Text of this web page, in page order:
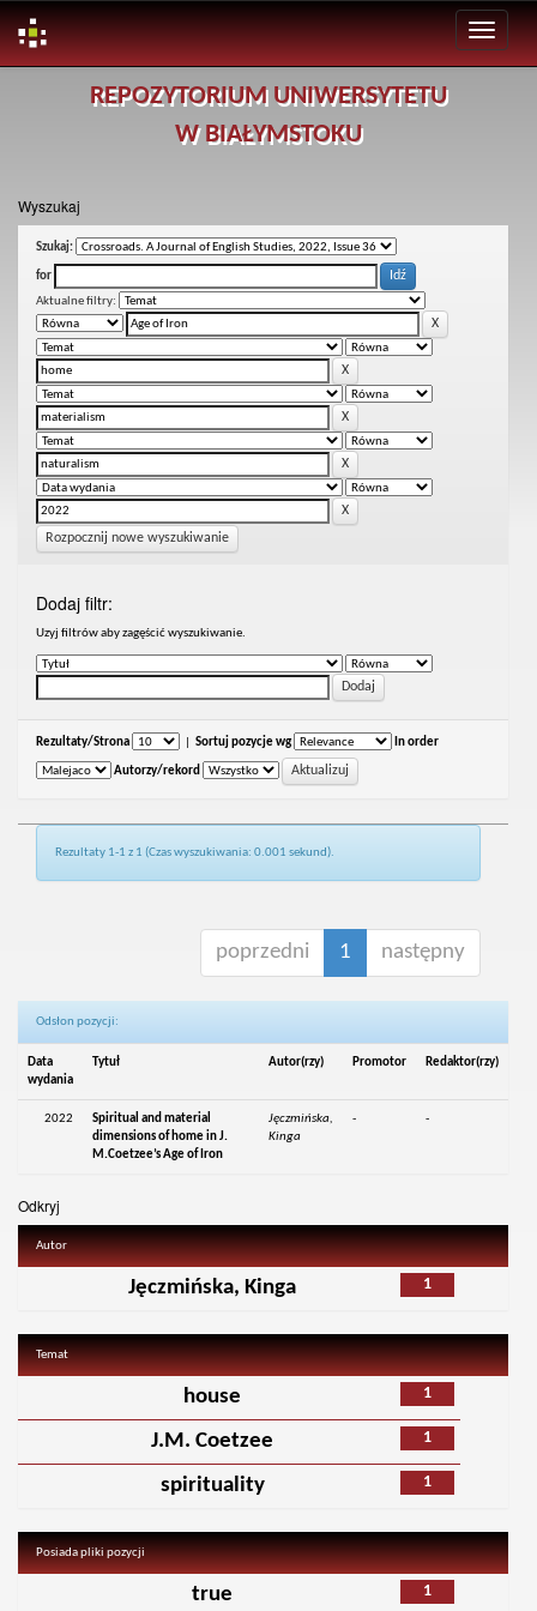
REPOZYTORIUM UNIWERSYTETU
W BIAŁYMSTOKU
Wyszukaj
Szukaj:
for
Aktualne filtry:
Rozpocznij nowe wyszukiwanie
Dodaj filtr:
Uzyj filtrów aby zagęścić wyszukiwanie.
Rezultaty/Strona Sortuj pozycje wg In order
Autorzy/rekord
Rezultaty 1-1 z 1 (Czas wyszukiwania: 0.001 sekund).
poprzedni 1 następny
Odsłon pozycji:
Data
wydania
Tytuł Autor(rzy) Promotor Redaktor(rzy)
2022
Spiritual and material
dimensions of home in J.
M.Coetzee’s Age of Iron
Jęczmińska,
Kinga
- -
Odkryj
Autor
1
Jęczmińska, Kinga
Temat
1
house
1
J.M. Coetzee
1
spirituality
Posiada pliki pozycji
1
true